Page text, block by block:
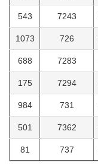
543 7243
1073 726
688 7283
175 7294
984 731
501 7362
81 737